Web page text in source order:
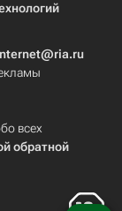
всех
обратной